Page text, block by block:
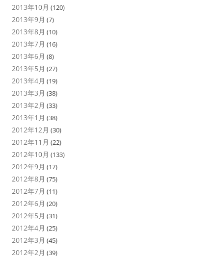
2013年10月 (120)
2013年9月 (7)
2013年8月 (10)
2013年7月 (16)
2013年6月 (8)
2013年5月 (27)
2013年4月 (19)
2013年3月 (38)
2013年2月 (33)
2013年1月 (38)
2012年12月 (30)
2012年11月 (22)
2012年10月 (133)
2012年9月 (17)
2012年8月 (75)
2012年7月 (11)
2012年6月 (20)
2012年5月 (31)
2012年4月 (25)
2012年3月 (45)
2012年2月 (39)